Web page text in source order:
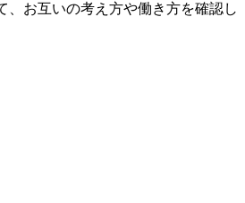
、お互いの考え方や働き方を確認し